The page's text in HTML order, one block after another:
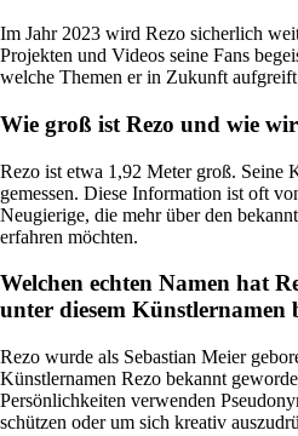
Im Jahr 2023 wird Rezo sicherlich
Projekten und Videos seine Fans
welche Themen er in Zukunft
Wie groß ist Rezo und wie
Rezo ist etwa 1,92 Meter groß. Seine
gemessen. Diese Information ist oft
Neugierige, die mehr über den
erfahren möchten.
Welchen echten Namen hat
unter diesem Künstlernamen
Rezo wurde als Sebastian Meier
Künstlernamen Rezo bekannt
Persönlichkeiten verwenden
schützen oder um sich kreativ